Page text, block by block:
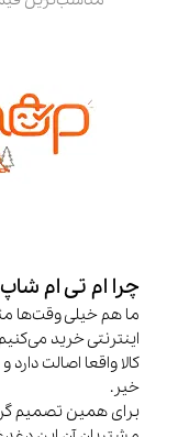
چرا ام تی ام
ما هم خیلی وقت‌ها
اینترنتی خرید
کالا واقعا اصالت
خیر.
برای همین تصمیم